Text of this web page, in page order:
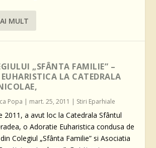
MULT
„SFÂNTA FAMILIE” –
LA CATEDRALA
Popa | mart. 25, 2011 | Stiri Eparhiale
2011, a avut loc la Catedrala Sfântul
o Adoratie Euharistica condusa de
Colegiul „Sfânta Familie” si Asociatia